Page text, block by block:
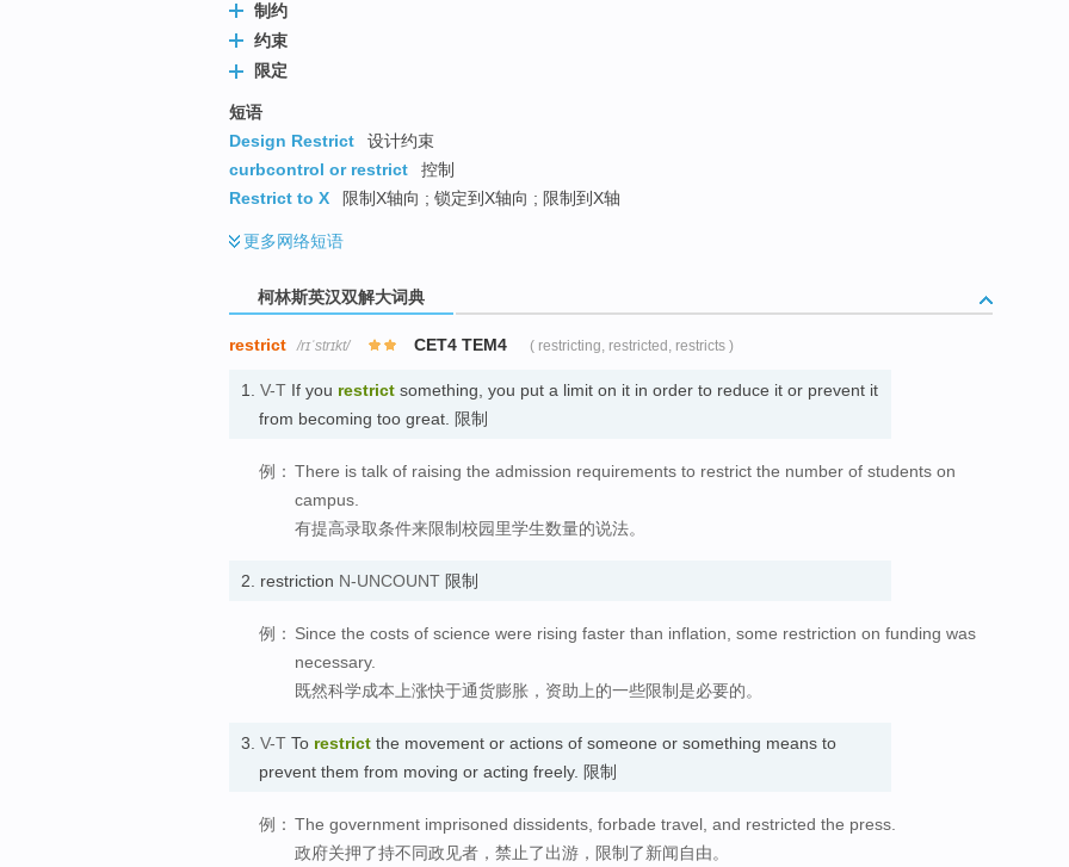
制约
约束
限定
短语
Design Restrict
设计约束
curbcontrol or restrict
控制
Restrict to X
限制X轴向 ; 锁定到X轴向 ; 限制到X轴
更多网络短语
柯林斯英汉双解大词典
restrict /rɪˈstrɪkt/ CET4 TEM4 ( restricting, restricted, restricts )
1. V-T If you restrict something, you put a limit on it in order to reduce it or prevent it
from becoming too great. 限制
例： There is talk of raising the admission requirements to restrict the number of students on
campus.
有提高录取条件来限制校园里学生数量的说法。
2. restriction N-UNCOUNT 限制
例： Since the costs of science were rising faster than inflation, some restriction on funding was
necessary.
既然科学成本上涨快于通货膨胀，资助上的一些限制是必要的。
3. V-T To restrict the movement or actions of someone or something means to
prevent them from moving or acting freely. 限制
例： The government imprisoned dissidents, forbade travel, and restricted the press.
政府关押了持不同政见者，禁止了出游，限制了新闻自由。